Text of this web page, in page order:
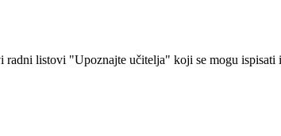
listovi "Upoznajte učitelja" koji se mogu ispisati